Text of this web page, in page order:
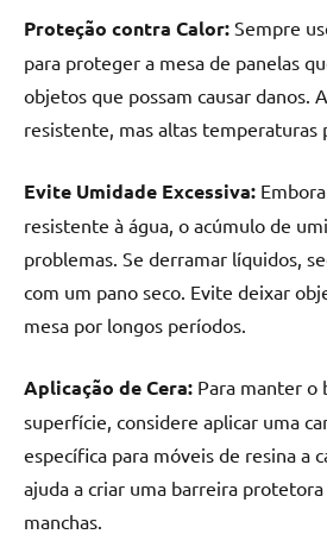
Proteção contra Calor: Sempre
para proteger a mesa de panelas
objetos que possam causar danos.
resistente, mas altas temperaturas
Evite Umidade Excessiva:
resistente à água, o acúmulo de
problemas. Se derramar líquidos,
com um pano seco. Evite deixar
mesa por longos períodos.
Aplicação de Cera: Para manter o
superfície, considere aplicar uma
específica para móveis de resina a
ajuda a criar uma barreira
manchas.